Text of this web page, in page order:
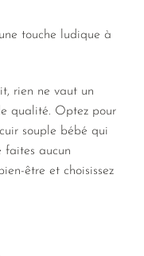
touche ludique à
rien ne vaut un
qualité. Optez pour
souple bébé qui
faites aucun
être et choisissez